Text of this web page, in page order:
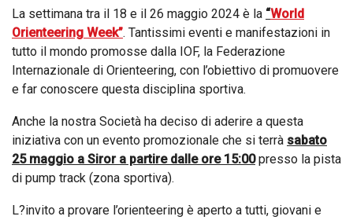
La settimana tra il 18 e il 26 maggio 2024 è la “World
Orienteering Week”. Tantissimi eventi e manifestazioni in
tutto il mondo promosse dalla IOF, la Federazione
Internazionale di Orienteering, con l’obiettivo di promuovere
e far conoscere questa disciplina sportiva.
Anche la nostra Società ha deciso di aderire a questa
iniziativa con un evento promozionale che si terrà sabato
25 maggio a Siror a partire dalle ore 15:00presso la pista
di pump track (zona sportiva).
L?invito a provare l’orienteering è aperto a tutti, giovani e